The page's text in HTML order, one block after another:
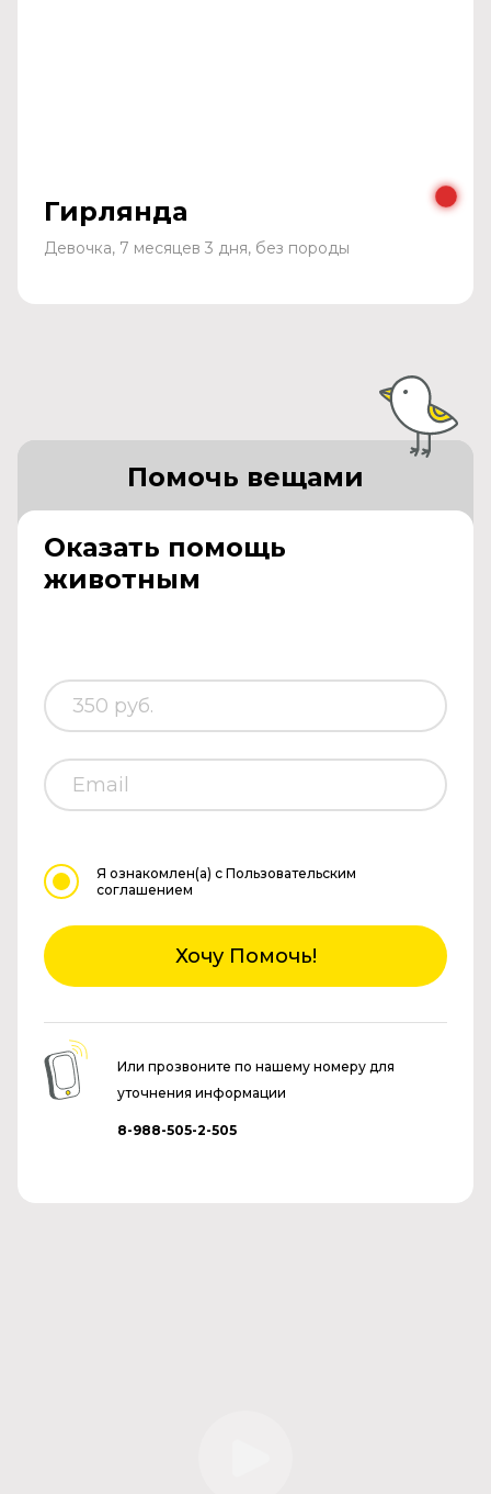
Гирлянда
Девочка, 7 месяцев 3 дня, без породы
Оказать помощь
животным
Помочь вещами
Я ознакомлен(а) с Пользовательским
соглашением
Хочу Помочь!
Или прозвоните по нашему номеру для
уточнения информации
8-988-505-2-505